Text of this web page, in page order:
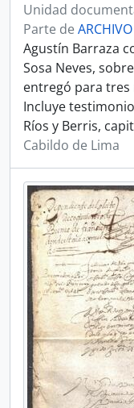
Unidad
Parte de
Agustín Barraza
Sosa Neves,
entregó para
Incluye
Ríos y Berris,
Cabildo de Lima